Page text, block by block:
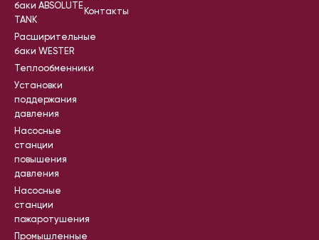
баки ABSOLUTE
TANK
Расширительные
баки WESTER
Теплообменники
Установки
поддержания
давления
Насосные
станции
повышения
давления
Насосные
станции
пожаротушения
Промышленные
Контакты